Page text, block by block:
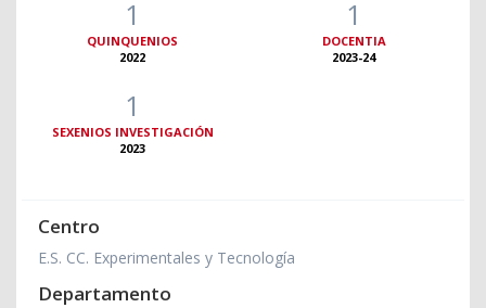
1
QUINQUENIOS
2022
1
DOCENTIA
2023-24
1
SEXENIOS INVESTIGACIÓN
2023
Centro
E.S. CC. Experimentales y Tecnología
Departamento